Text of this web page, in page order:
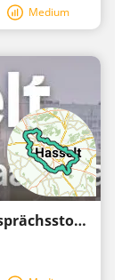
Medium
Hasselt, Geschmacksgeber und Gesprächsstoff (verkürzt)